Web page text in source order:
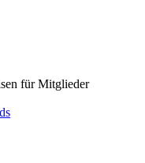
für Mitglieder